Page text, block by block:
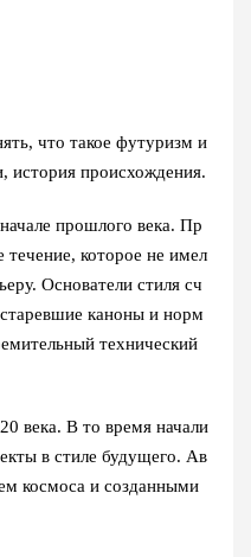
что такое футуризм и
история происхождения.
прошлого века. Пр
которое не имел
Основатели стиля сч
каноны и норм
технический
века. В то время начали
в стиле будущего. Ав
космоса и созданными